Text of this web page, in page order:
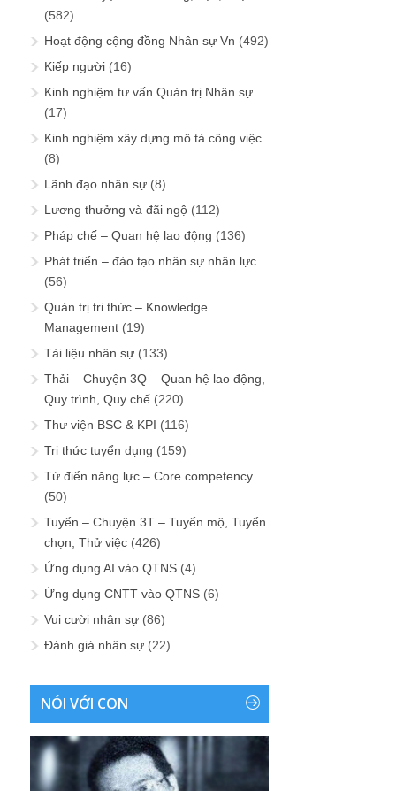
(582)
Hoạt động cộng đồng Nhân sự Vn (492)
Kiếp người (16)
Kinh nghiệm tư vấn Quản trị Nhân sự
(17)
Kinh nghiệm xây dựng mô tả công việc
(8)
Lãnh đạo nhân sự (8)
Lương thưởng và đãi ngộ (112)
Pháp chế – Quan hệ lao động (136)
Phát triển – đào tạo nhân sự nhân lực
(56)
Quản trị tri thức – Knowledge
Management (19)
Tài liệu nhân sự (133)
Thải – Chuyện 3Q – Quan hệ lao động,
Quy trình, Quy chế (220)
Thư viện BSC & KPI (116)
Tri thức tuyển dụng (159)
Từ điển năng lực – Core competency
(50)
Tuyển – Chuyện 3T – Tuyển mộ, Tuyển
chọn, Thử việc (426)
Ứng dụng AI vào QTNS (4)
Ứng dụng CNTT vào QTNS (6)
Vui cười nhân sự (86)
Đánh giá nhân sự (22)
NÓI VỚI CON